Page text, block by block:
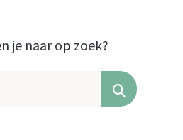
je naar op zoek?